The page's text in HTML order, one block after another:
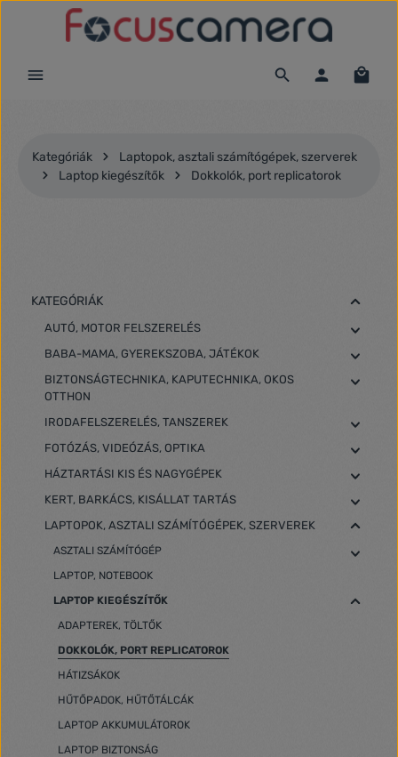
Ugrás a fő tartalomra
Kategóriák
Laptopok, asztali számítógépek, szerverek
Laptop kiegészítők
Dokkolók, port replicatorok
KATEGÓRIÁK
AUTÓ, MOTOR FELSZERELÉS
BABA-MAMA, GYEREKSZOBA, JÁTÉKOK
BIZTONSÁGTECHNIKA, KAPUTECHNIKA, OKOS
OTTHON
IRODAFELSZERELÉS, TANSZEREK
FOTÓZÁS, VIDEÓZÁS, OPTIKA
HÁZTARTÁSI KIS ÉS NAGYGÉPEK
KERT, BARKÁCS, KISÁLLAT TARTÁS
LAPTOPOK, ASZTALI SZÁMÍTÓGÉPEK, SZERVEREK
ASZTALI SZÁMÍTÓGÉP
LAPTOP, NOTEBOOK
LAPTOP KIEGÉSZÍTŐK
ADAPTEREK, TÖLTŐK
DOKKOLÓK, PORT REPLICATOROK
HÁTIZSÁKOK
HŰTŐPADOK, HŰTŐTÁLCÁK
LAPTOP AKKUMULÁTOROK
LAPTOP BIZTONSÁG